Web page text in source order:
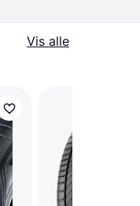
Vis alle